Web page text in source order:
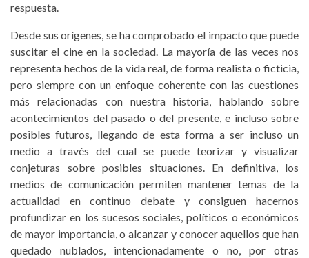
respuesta.
Desde sus orígenes, se ha comprobado el impacto que puede
suscitar el cine en la sociedad. La mayoría de las veces nos
representa hechos de la vida real, de forma realista o ficticia,
pero siempre con un enfoque coherente con las cuestiones
más relacionadas con nuestra historia, hablando sobre
acontecimientos del pasado o del presente, e incluso sobre
posibles futuros, llegando de esta forma a ser incluso un
medio a través del cual se puede teorizar y visualizar
conjeturas sobre posibles situaciones. En definitiva, los
medios de comunicación permiten mantener temas de la
actualidad en continuo debate y consiguen hacernos
profundizar en los sucesos sociales, políticos o económicos
de mayor importancia, o alcanzar y conocer aquellos que han
quedado nublados, intencionadamente o no, por otras